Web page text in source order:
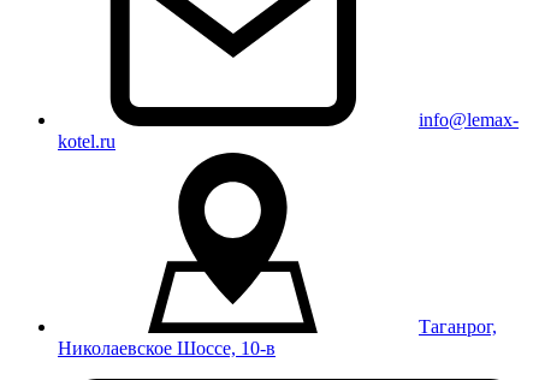
info@lemax-
kotel.ru
Таганрог,
Николаевское Шоссе, 10-в